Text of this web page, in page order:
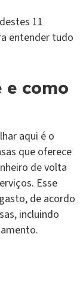
11
entender tudo
e como
aqui é o
que oferece
de volta
Esse
de acordo
incluindo